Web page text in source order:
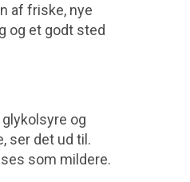
af friske, nye
og et godt sted
og
ser det ud til.
som mildere.